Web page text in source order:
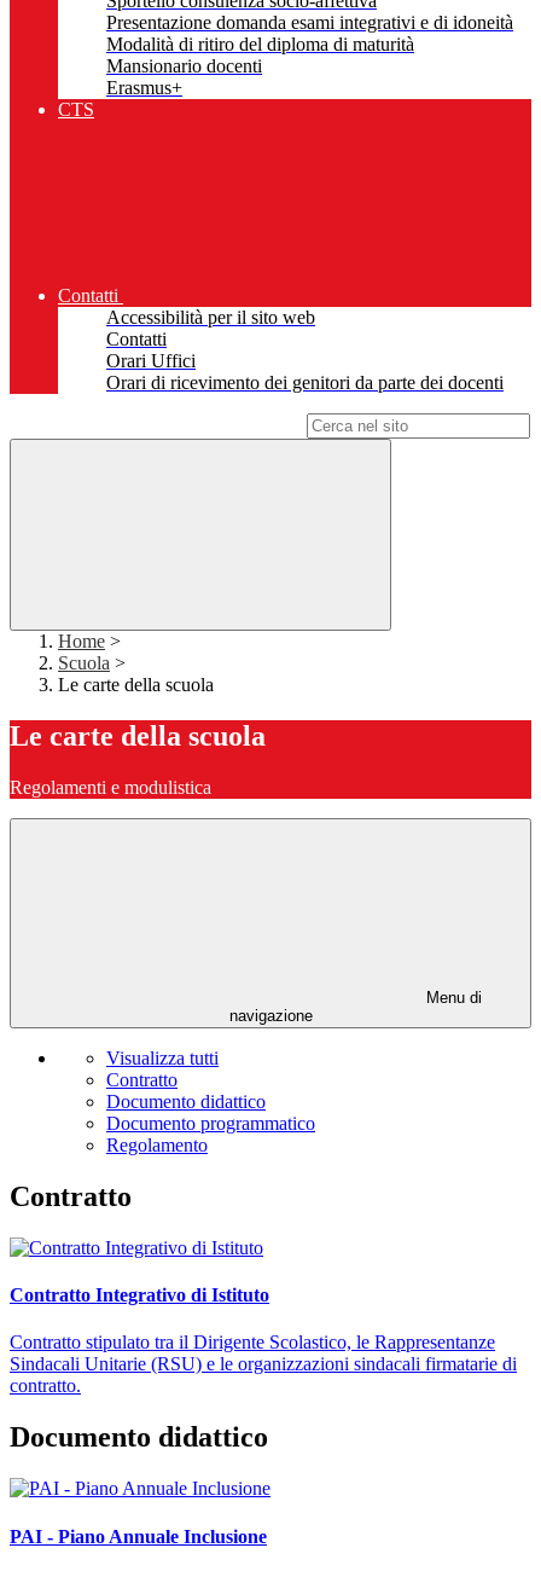
Presentazione domanda esami integrativi e di idoneità
Modalità di ritiro del diploma di maturità
Mansionario docenti
Erasmus+
CTS
Contatti
Accessibilità per il sito web
Contatti
Orari Uffici
Orari di ricevimento dei genitori da parte dei docenti
Home >
Scuola >
Le carte della scuola
Le carte della scuola
Regolamenti e modulistica
Menu di
navigazione
Visualizza tutti
Contratto
Documento didattico
Documento programmatico
Regolamento
Contratto
Contratto Integrativo di Istituto
Contratto stipulato tra il Dirigente Scolastico, le Rappresentanze
Sindacali Unitarie (RSU) e le organizzazioni sindacali firmatarie di
contratto.
Documento didattico
PAI - Piano Annuale Inclusione